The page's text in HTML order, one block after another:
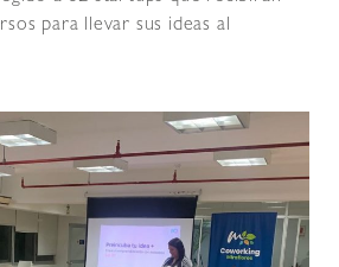
para llevar sus ideas al